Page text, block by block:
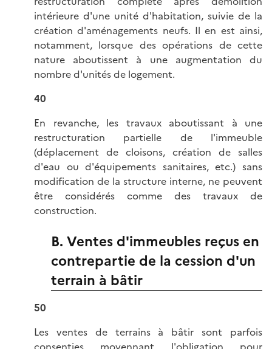
intérieure d'une unité d'habitation, suivie de la
création d'aménagements neufs. Il en est ainsi,
notamment, lorsque des opérations de cette
nature aboutissent à une augmentation du
nombre d'unités de logement.
40
En revanche, les travaux aboutissant à une
restructuration partielle de l'immeuble
(déplacement de cloisons, création de salles
d'eau ou d'équipements sanitaires, etc.) sans
modification de la structure interne, ne peuvent
être considérés comme des travaux de
construction.
B. Ventes d'immeubles reçus en
contrepartie de la cession d'un
terrain à bâtir
50
Les ventes de terrains à bâtir sont parfois